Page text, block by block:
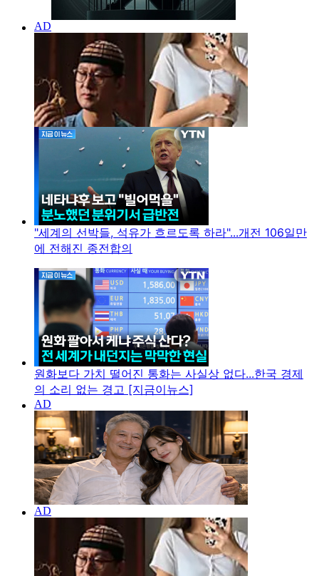
"세계의 선박들, 석유가 흐르도록 하라"...개전 106일만
에 전해진 종전합의
원화보다 가치 떨어진 통화는 사실상 없다...한국 경제
의 소리 없는 경고 [지금이뉴스]